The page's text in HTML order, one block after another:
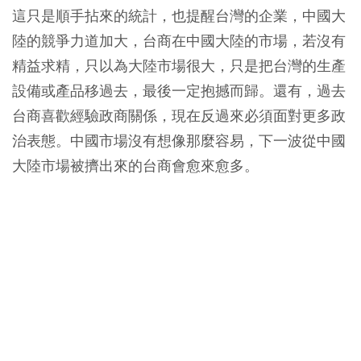
這只是順手拈來的統計，也提醒台灣的企業，中國大
陸的競爭力道加大，台商在中國大陸的市場，若沒有
精益求精，只以為大陸市場很大，只是把台灣的生產
設備或產品移過去，最後一定抱撼而歸。還有，過去
台商喜歡經驗政商關係，現在反過來必須面對更多政
治表態。中國市場沒有想像那麼容易，下一波從中國
大陸市場被擠出來的台商會愈來愈多。